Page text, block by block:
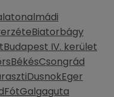
Biatorbágy
Budapest IV. kerület
BékésCsongrád
DusnokEger
FótGalgaguta